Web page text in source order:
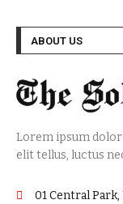
ABOUT US
Lorem ipsum
elit tellus, luctus
01 Central Park,